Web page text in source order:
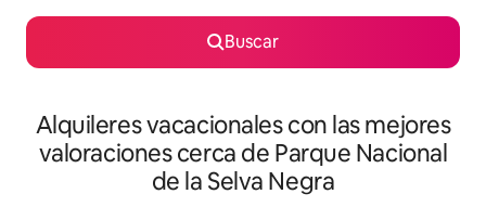
Buscar
Alquileres vacacionales con las mejores
valoraciones cerca de Parque Nacional
de la Selva Negra